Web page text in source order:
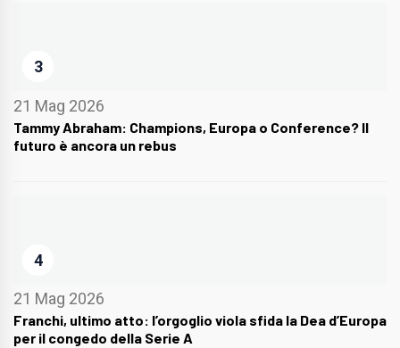
3
21 Mag 2026
Tammy Abraham: Champions, Europa o Conference? Il
futuro è ancora un rebus
4
21 Mag 2026
Franchi, ultimo atto: l’orgoglio viola sfida la Dea d’Europa
per il congedo della Serie A